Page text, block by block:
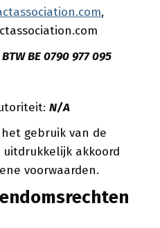
,
BTW BE 0790 977 095
N/A
gebruik van de
akkoord
voorwaarden.